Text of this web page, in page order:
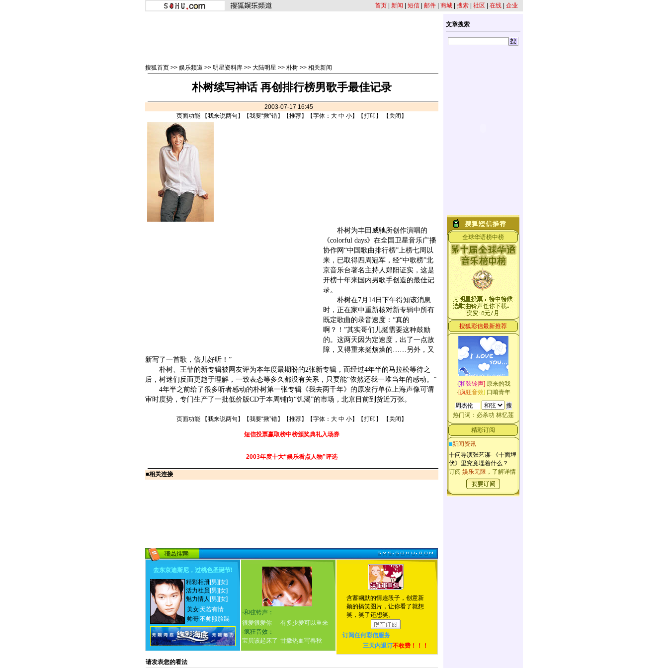
首页 新闻 短信 邮件 商城 搜索 社区 在线 企业
搜狐首页 >> 娱乐频道 >> 明星资料库 >> 大陆明星 >> 朴树 >> 相关新闻
朴树续写神话 再创排行榜男歌手最佳记录
2003-07-17 16:45
页面功能 【我来说两句 】【我要“揪”错】【推荐】【字体： 大 中 小】【打印 】 【 关闭 】
朴树为丰田威驰所创作演唱的
《colorful days》在全国卫星音乐广播
协作网“中国歌曲排行榜”上榜七周以
来，已取得四周冠军，经“中歌榜”北
京音乐台著名主持人郑阳证实，这是
开榜十年来国内男歌手创造的最佳记
录。
朴树在7月14日下午得知该消息
时，正在家中重新核对新专辑中所有
既定歌曲的录音速度：“真的
啊？！”其实哥们儿挺需要这种鼓励
的。这两天因为定速度，出了一点故
障，又得重来挺烦燥的……另外，又
新写了一首歌，倍儿好听！”
朴树、王菲的新专辑被网友评为本年度最期盼的2张新专辑，而经过4年半的马拉松等待之
后，树迷们反而更趋于理解，一致表态等多久都没有关系，只要能“依然还我一堆当年的感动。”
4年半之前给了很多听者感动的朴树第一张专辑《我去两千年》的原发行单位上海声像可谓
审时度势，专门生产了一批低价版CD于本周铺向“饥渴”的市场，北京目前到货近万张。
页面功能 【我来说两句 】【我要“揪”错】【推荐】【字体： 大 中 小】【打印 】 【 关闭 】
短信投票赢取榜中榜颁奖典礼入场券
2003年度十大“娱乐看点人物”评选
■相关连接
去东京迪斯尼，过桃色圣诞节!
精彩相册[男] [女]
活力社员 [男] [女]
魅力情人 [男] [女]
美女 天若有情
帅哥不帅照脸踢
·和弦铃声：
很爱很爱你
有多少爱可以重来
·疯狂音效：
宝贝该起床了 甘撒热血写春秋
含蓄幽默的情趣段子，创意新
颖的搞笑图片，让你看了就想
笑，笑了还想笑。
订阅任何彩信服务
三天内退订不收费！！！
请发表您的看法
文章搜索
全球华语榜中榜
搜狐彩信最新推荐
·[和弦铃声] 原来的我
·[疯狂音效] 口哨青年
热门词： 必杀功 林忆莲
精彩订阅
新闻资讯
十问导演张艺谋-《十面埋
伏》里究竟埋着什么？
订阅 娱乐无限 ，了解详情